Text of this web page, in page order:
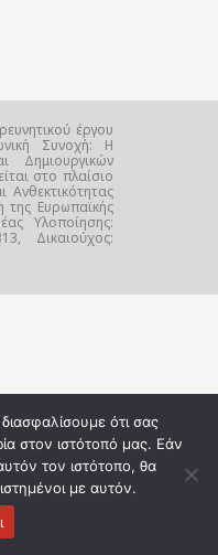
έργου
Συνοχή: Η
Δημιουργικών
στο πλαίσιο
Ανθεκτικότητας
της Ευρωπαϊκής
Υλοποίησης:
Δικαιούχος:
ότι σας
στον ιστότοπό μας. Εάν
τον ιστότοπο, θα
με αυτόν.